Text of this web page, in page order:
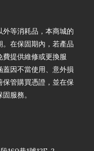
等消耗品，本商城的
在保固期內，若產品
提供維修或更換服
因不當使用、意外損
管購買憑證，並在保
服務。